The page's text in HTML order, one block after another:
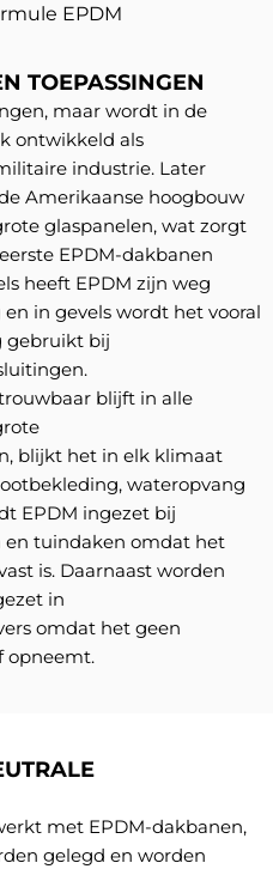
EPDM
TOEPASSINGEN
maar wordt in de
ontwikkeld als
industrie. Later
Amerikaanse hoogbouw
glaspanelen, wat zorgt
EPDM-dakbanen
heeft EPDM zijn weg
in gevels wordt het vooral
gebruikt bij
blijft in alle
blijkt het in elk klimaat
wateropvang
EPDM ingezet bij
en tuindaken omdat het
is. Daarnaast worden
in
omdat het geen
opneemt.
met EPDM-dakbanen,
gelegd en worden